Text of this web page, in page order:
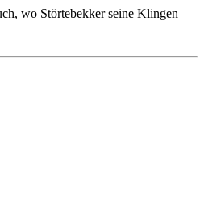
wo Störtebekker seine Klingen